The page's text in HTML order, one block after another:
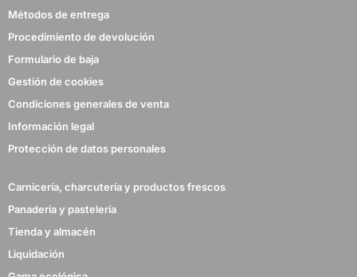
Métodos de entrega
Procedimiento de devolución
Formulario de baja
Gestión de cookies
Condiciones generales de venta
Información legal
Protección de datos personales
Carnicería, charcutería y productos frescos
Panadería y pastelería
Tienda y almacén
Liquidación